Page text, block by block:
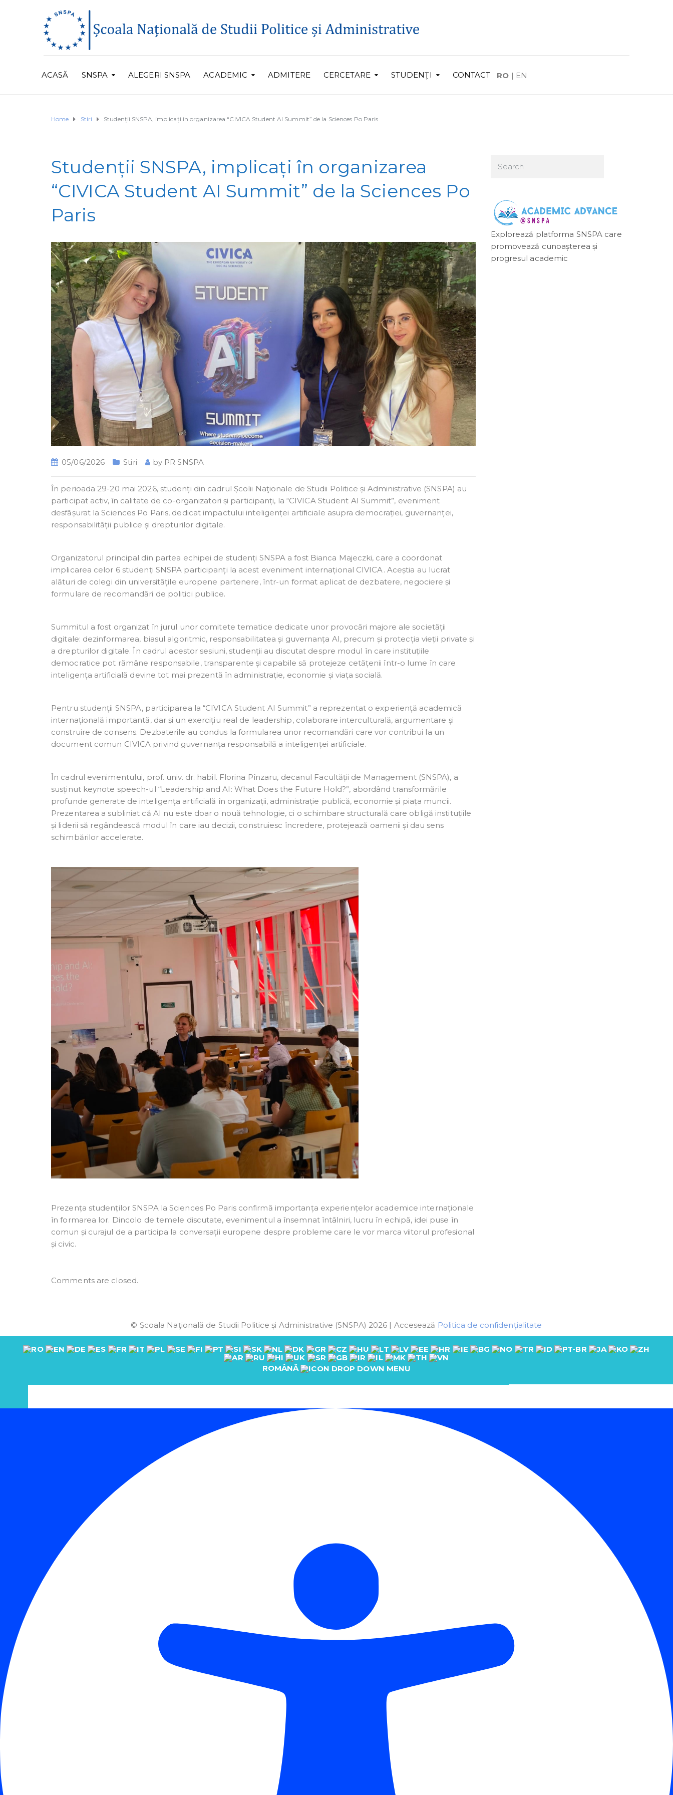
ACASĂ SNSPA ALEGERI SNSPA ACADEMIC ADMITERE CERCETARE STUDENŢI CONTACT RO | EN
Home Stiri Studenții SNSPA, implicați în organizarea “CIVICA Student AI Summit” de la Sciences Po Paris
Studenții SNSPA, implicați în organizarea
“CIVICA Student AI Summit” de la Sciences Po
Paris
05/06/2026 Stiri by PR SNSPA
În perioada 29-20 mai 2026, studenți din cadrul Școlii Naţionale de Studii Politice și Administrative (SNSPA) au
participat activ, în calitate de co-organizatori și participanți, la “CIVICA Student AI Summit”, eveniment
desfășurat la Sciences Po Paris, dedicat impactului inteligenței artificiale asupra democrației, guvernanței,
responsabilității publice și drepturilor digitale.
Organizatorul principal din partea echipei de studenți SNSPA a fost Bianca Majeczki, care a coordonat
implicarea celor 6 studenți SNSPA participanți la acest eveniment internațional CIVICA. Aceștia au lucrat
alături de colegi din universitățile europene partenere, într-un format aplicat de dezbatere, negociere și
formulare de recomandări de politici publice.
Summitul a fost organizat în jurul unor comitete tematice dedicate unor provocări majore ale societății
digitale: dezinformarea, biasul algoritmic, responsabilitatea și guvernanța AI, precum și protecția vieții private și
a drepturilor digitale. În cadrul acestor sesiuni, studenții au discutat despre modul în care instituțiile
democratice pot rămâne responsabile, transparente și capabile să protejeze cetățenii într-o lume în care
inteligența artificială devine tot mai prezentă în administrație, economie și viața socială.
Pentru studenții SNSPA, participarea la “CIVICA Student AI Summit” a reprezentat o experiență academică
internațională importantă, dar și un exercițiu real de leadership, colaborare interculturală, argumentare și
construire de consens. Dezbaterile au condus la formularea unor recomandări care vor contribui la un
document comun CIVICA privind guvernanța responsabilă a inteligenței artificiale.
În cadrul evenimentului, prof. univ. dr. habil. Florina Pînzaru, decanul Facultății de Management (SNSPA), a
susținut keynote speech-ul “Leadership and AI: What Does the Future Hold?”, abordând transformările
profunde generate de inteligența artificială în organizații, administrație publică, economie și piața muncii.
Prezentarea a subliniat că AI nu este doar o nouă tehnologie, ci o schimbare structurală care obligă instituțiile
și liderii să regândească modul în care iau decizii, construiesc încredere, protejează oamenii și dau sens
schimbărilor accelerate.
Prezența studenților SNSPA la Sciences Po Paris confirmă importanța experiențelor academice internaționale
în formarea lor. Dincolo de temele discutate, evenimentul a însemnat întâlniri, lucru în echipă, idei puse în
comun și curajul de a participa la conversații europene despre probleme care le vor marca viitorul profesional
și civic.
Comments are closed.
Explorează platforma SNSPA care
promovează cunoașterea și
progresul academic
© Școala Naţională de Studii Politice și Administrative (SNSPA) 2026 | Accesează Politica de confidenţialitate
ROMÂNĂ